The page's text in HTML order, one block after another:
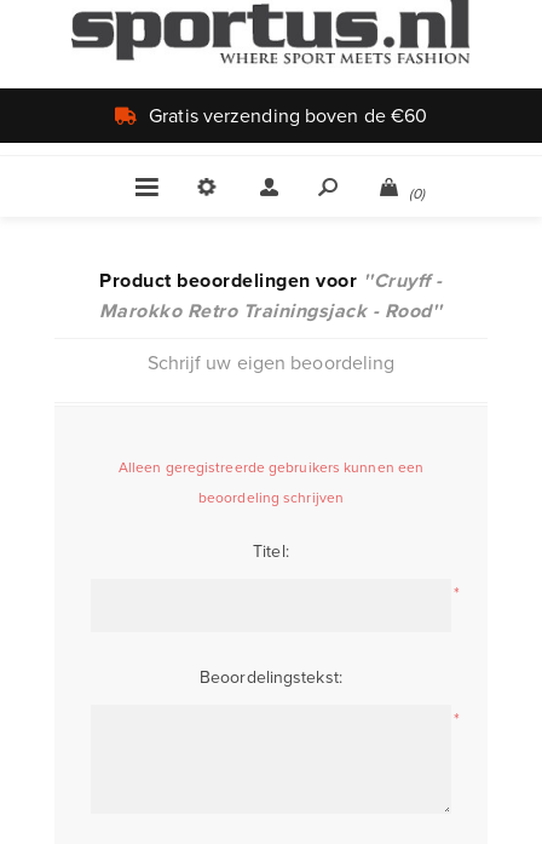
verzending boven de €60
(0)
Product beoordelingen voor Cruyff -
Marokko Retro Trainingsjack - Rood
Schrijf uw eigen beoordeling
Alleen geregistreerde gebruikers kunnen een
beoordeling schrijven
Titel:
*
Beoordelingstekst:
*